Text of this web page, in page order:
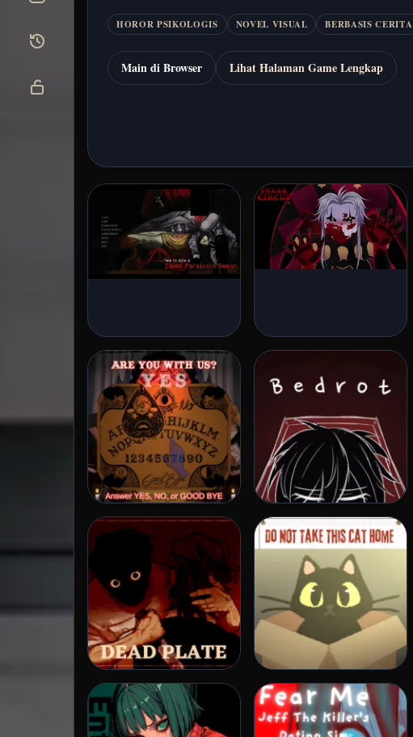
HOROR PSIKOLOGIS NOVEL VISUAL BERBASIS CERITA
Main di Browser Lihat Halaman Game Lengkap